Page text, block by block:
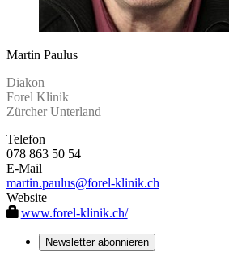
Martin Paulus
Diakon
Forel Klinik
Zürcher Unterland
Telefon
078 863 50 54
E-Mail
martin.paulus@forel-klinik.ch
Website
www.forel-klinik.ch/
Newsletter abonnieren